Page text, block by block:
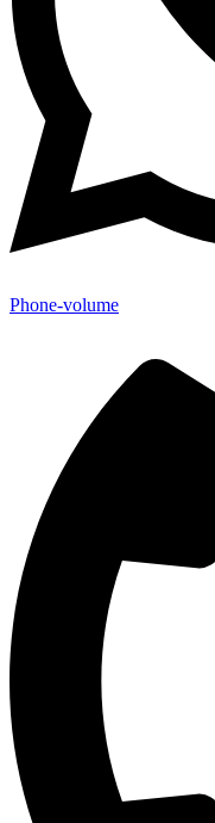
Phone-volume